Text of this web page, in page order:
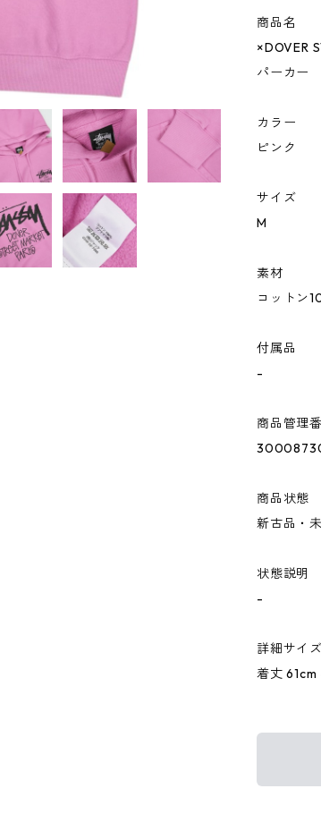
商品名
×DOVER
パーカー
カラー
ピンク
サイズ
M
素材
コットン
付属品
-
商品管理
商品状態
新古品・
状態説明
-
詳細サイズ
着丈